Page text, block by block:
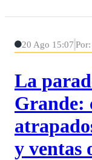
20 Ago 15:07
La
Grande:
y ventas